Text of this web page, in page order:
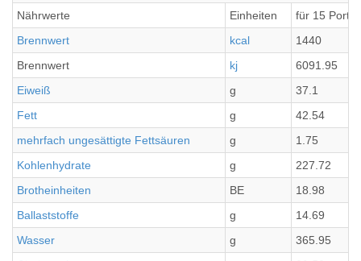
Nährwerte
Einheiten
für 15
Brennwert
kcal
1440
Brennwert
kj
6091.95
Eiweiß
g
37.1
Fett
g
42.54
mehrfach ungesättigte Fettsäuren
g
1.75
Kohlenhydrate
g
227.72
Brotheinheiten
BE
18.98
Ballaststoffe
g
14.69
Wasser
g
365.95